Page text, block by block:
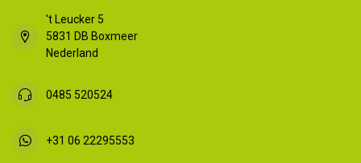
't Leucker 5
5831 DB Boxmeer
Nederland
0485 520524
+31 06 22295553